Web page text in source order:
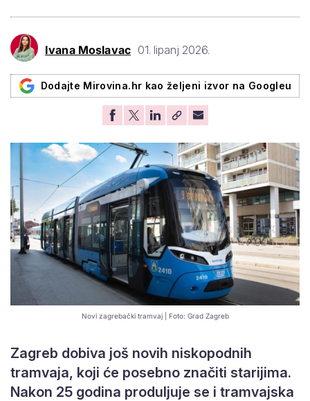
Ivana Moslavac 01. lipanj 2026.
Dodajte Mirovina.hr kao željeni izvor na Googleu
Novi zagrebački tramvaj | Foto: Grad Zagreb
Zagreb dobiva još novih niskopodnih
tramvaja, koji će posebno značiti starijima.
Nakon 25 godina produljuje se i tramvajska